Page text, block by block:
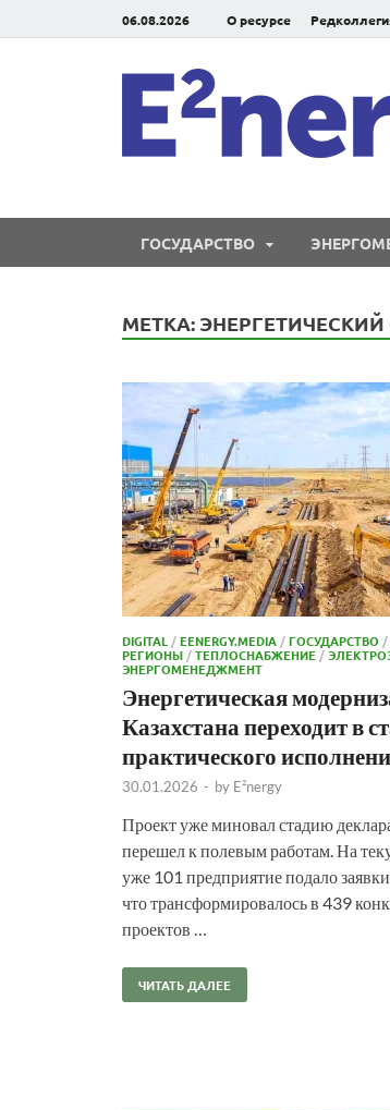
06.08.2026 О ресурсе
ГОСУДАРСТВО
МЕТКА:
DIGITAL /EENERGY.MEDIA /ГОСУДАРСТВО /
РЕГИОНЫ /ТЕПЛОСНАБЖЕНИЕ /
ЭНЕРГОМЕНЕДЖМЕНТ
Энергетическая
Казахстана переходит в
практического
30.01.2026 - by E²nergy
Проект уже миновал стадию
перешел к полевым работам. На
уже 101 предприятие подало заявки
что трансформировалось в 439
проектов …
ЧИТАТЬ ДАЛЕЕ